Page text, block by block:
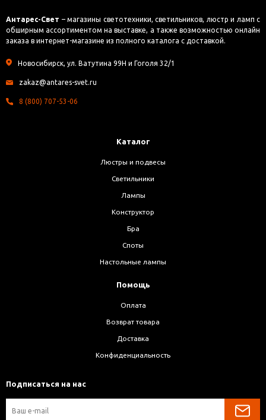
Антарес-Свет – магазины светотехники, светильников, люстр и ламп с
обширным ассортиментом на выставке, а также возможностью онлайн
заказа в интернет-магазине из полного каталога с доставкой.
Новосибирск, ул. Ватутина 99Н и Гоголя 32/1
zakaz@antares-svet.ru
8 (800) 707-53-06
Каталог
Люстры и подвесы
Светильники
Лампы
Конструктор
Бра
Споты
Настольные лампы
Помощь
Оплата
Возврат товара
Доставка
Конфиденциальность
Подписаться на нас